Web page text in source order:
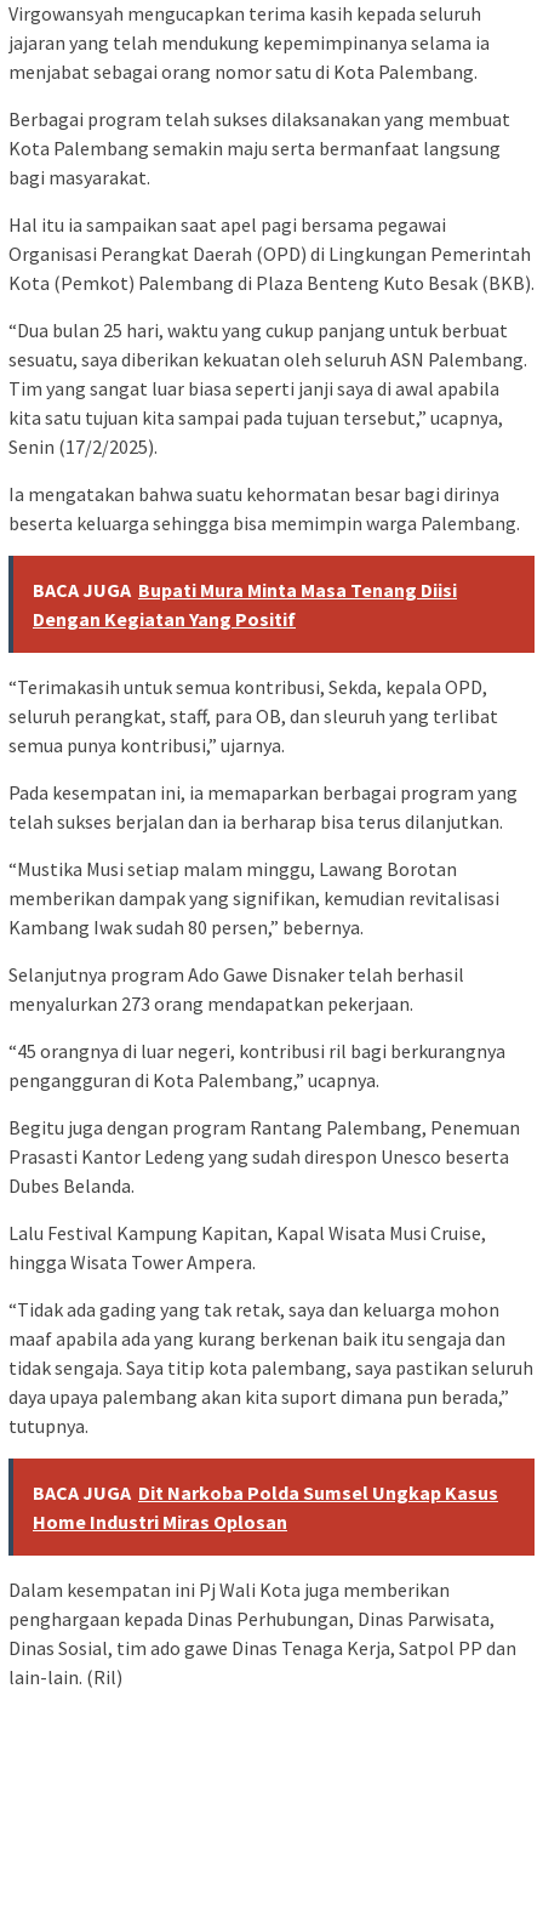
Virgowansyah mengucapkan terima kasih kepada seluruh
jajaran yang telah mendukung kepemimpinanya selama ia
menjabat sebagai orang nomor satu di Kota Palembang.
Berbagai program telah sukses dilaksanakan yang membuat
Kota Palembang semakin maju serta bermanfaat langsung
bagi masyarakat.
Hal itu ia sampaikan saat apel pagi bersama pegawai
Organisasi Perangkat Daerah (OPD) di Lingkungan Pemerintah
Kota (Pemkot) Palembang di Plaza Benteng Kuto Besak (BKB).
“Dua bulan 25 hari, waktu yang cukup panjang untuk berbuat
sesuatu, saya diberikan kekuatan oleh seluruh ASN Palembang.
Tim yang sangat luar biasa seperti janji saya di awal apabila
kita satu tujuan kita sampai pada tujuan tersebut,” ucapnya,
Senin (17/2/2025).
Ia mengatakan bahwa suatu kehormatan besar bagi dirinya
beserta keluarga sehingga bisa memimpin warga Palembang.
BACA JUGA Bupati Mura Minta Masa Tenang Diisi
Dengan Kegiatan Yang Positif
“Terimakasih untuk semua kontribusi, Sekda, kepala OPD,
seluruh perangkat, staff, para OB, dan sleuruh yang terlibat
semua punya kontribusi,” ujarnya.
Pada kesempatan ini, ia memaparkan berbagai program yang
telah sukses berjalan dan ia berharap bisa terus dilanjutkan.
“Mustika Musi setiap malam minggu, Lawang Borotan
memberikan dampak yang signifikan, kemudian revitalisasi
Kambang Iwak sudah 80 persen,” bebernya.
Selanjutnya program Ado Gawe Disnaker telah berhasil
menyalurkan 273 orang mendapatkan pekerjaan.
“45 orangnya di luar negeri, kontribusi ril bagi berkurangnya
pengangguran di Kota Palembang,” ucapnya.
Begitu juga dengan program Rantang Palembang, Penemuan
Prasasti Kantor Ledeng yang sudah direspon Unesco beserta
Dubes Belanda.
Lalu Festival Kampung Kapitan, Kapal Wisata Musi Cruise,
hingga Wisata Tower Ampera.
“Tidak ada gading yang tak retak, saya dan keluarga mohon
maaf apabila ada yang kurang berkenan baik itu sengaja dan
tidak sengaja. Saya titip kota palembang, saya pastikan seluruh
daya upaya palembang akan kita suport dimana pun berada,”
tutupnya.
BACA JUGA Dit Narkoba Polda Sumsel Ungkap Kasus
Home Industri Miras Oplosan
Dalam kesempatan ini Pj Wali Kota juga memberikan
penghargaan kepada Dinas Perhubungan, Dinas Parwisata,
Dinas Sosial, tim ado gawe Dinas Tenaga Kerja, Satpol PP dan
lain-lain. (Ril)